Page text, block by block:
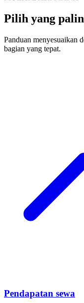
Pilih yang
Panduan menyesuaikan
bagian yang tepat.
Pendapatan sewa